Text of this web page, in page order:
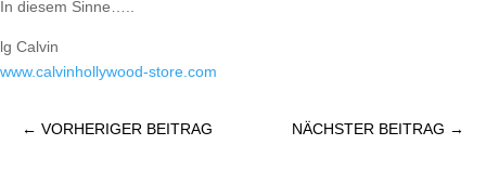
In diesem Sinne…..
lg Calvin
www.calvinhollywood-store.com
← VORHERIGER BEITRAG NÄCHSTER BEITRAG →